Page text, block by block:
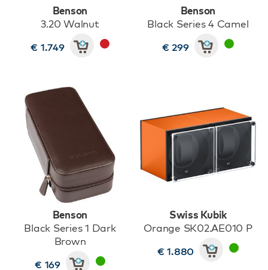
Benson
3.20 Walnut
€ 1.749
Benson
Black Series 4 Camel
€ 299
Benson
Black Series 1 Dark
Brown
€ 169
Swiss Kubik
Orange SK02.AE010 P
€ 1.880